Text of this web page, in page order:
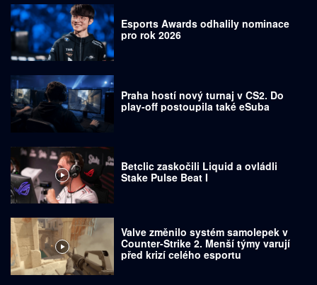
Esports Awards odhalily nominace
pro rok 2026
Praha hostí nový turnaj v CS2. Do
play-off postoupila také eSuba
Betclic zaskočili Liquid a ovládli
Stake Pulse Beat I
Valve změnilo systém samolepek v
Counter-Strike 2. Menší týmy varují
před krizí celého esportu